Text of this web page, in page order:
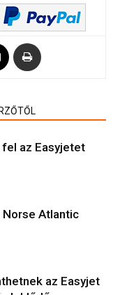
az Easyjetet
Atlantic
az Easyjet